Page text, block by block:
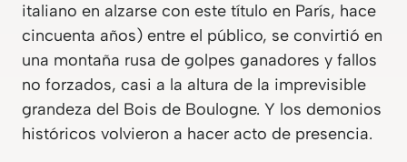
italiano en alzarse con este título en París, hace
cincuenta años) entre el público, se convirtió en
una montaña rusa de golpes ganadores y fallos
no forzados, casi a la altura de la imprevisible
grandeza del Bois de Boulogne. Y los demonios
históricos volvieron a hacer acto de presencia.